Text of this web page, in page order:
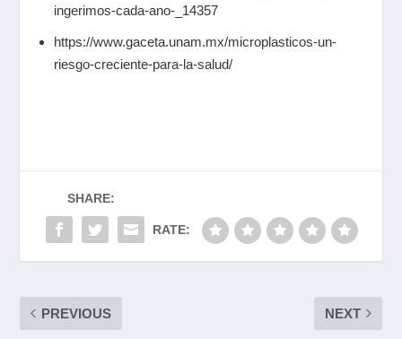
ingerimos-cada-ano-_14357
https://www.gaceta.unam.mx/microplasticos-un-
riesgo-creciente-para-la-salud/
SHARE:
RATE:
PREVIOUS NEXT